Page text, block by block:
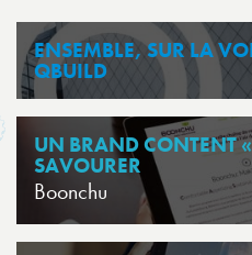
ENSEMBLE, SUR LA
QBUILD
UN BRAND CONTENT
SAVOURER
Boonchu